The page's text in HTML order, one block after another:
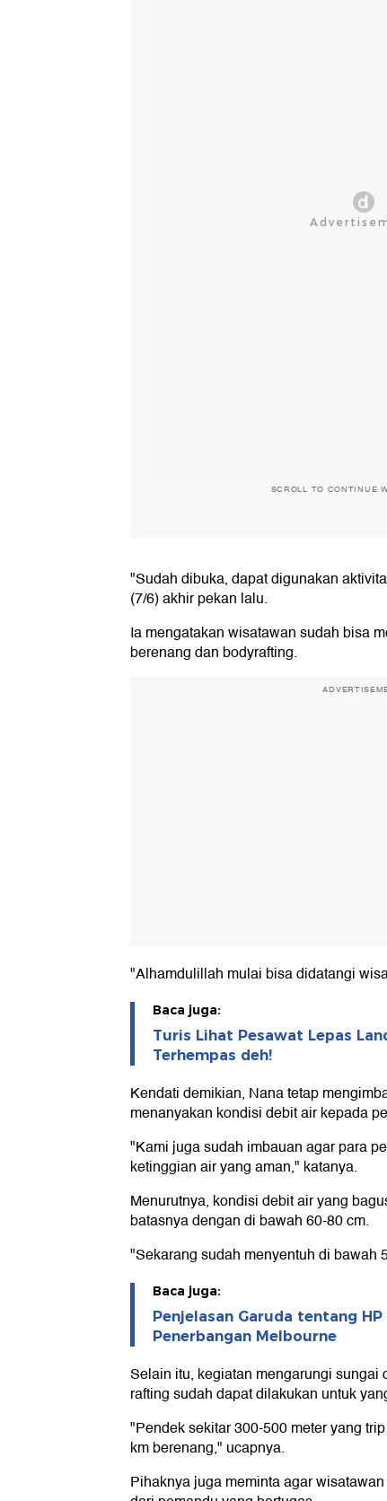
SCROLL TO CONTINUE
"Sudah dibuka, dapat digunakan
(7/6) akhir pekan lalu.
Ia mengatakan wisatawan sudah bisa
berenang dan bodyrafting.
"Alhamdulillah mulai bisa didatangi
Baca juga:
Turis Lihat Pesawat Lepas
Terhempas deh!
Kendati demikian, Nana tetap
menanyakan kondisi debit air kepada
"Kami juga sudah imbauan agar para
ketinggian air yang aman," katanya.
Menurutnya, kondisi debit air yang
batasnya dengan di bawah 60-80 cm.
"Sekarang sudah menyentuh di bawah
Baca juga:
Penjelasan Garuda tentang
Penerbangan Melbourne
Selain itu, kegiatan mengarungi sungai
rafting sudah dapat dilakukan untuk
"Pendek sekitar 300-500 meter yang
km berenang," ucapnya.
Pihaknya juga meminta agar